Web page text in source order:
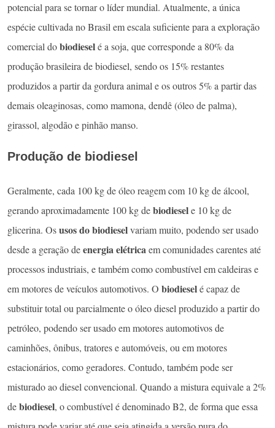
potencial para se tornar o líder mundial. Atualmente, a única
espécie cultivada no Brasil em escala suficiente para a exploração
comercial dobiodieselé a soja, que corresponde a 80% da
produção brasileira de biodiesel, sendo os 15% restantes
produzidos a partir da gordura animal e os outros 5% a partir das
demais oleaginosas, como mamona, dendê (óleo de palma),
girassol, algodão e pinhão manso.
Produção de biodiesel
Geralmente, cada 100 kg de óleo reagem com 10 kg de álcool,
gerando aproximadamente 100 kg debiodiesele 10 kg de
glicerina. Osusos do biodieselvariam muito, podendo ser usado
desde a geração deenergia elétricaem comunidades carentes até
processos industriais, e também como combustível em caldeiras e
em motores de veículos automotivos. O biodieselé capaz de
substituir total ou parcialmente o óleo diesel produzido a partir do
petróleo, podendo ser usado em motores automotivos de
caminhões, ônibus, tratores e automóveis, ou em motores
estacionários, como geradores. Contudo, também pode ser
misturado ao diesel convencional. Quando a mistura equivale a 2%
debiodiesel, o combustível é denominado B2, de forma que essa